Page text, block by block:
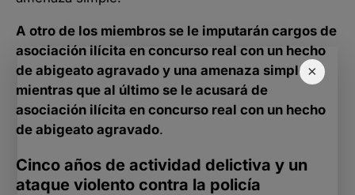
×
A otro de los miembros se le imputarán cargos de
asociación ilícita en concurso real con un hecho
de abigeato agravado y una amenaza simple,
mientras que al último se le acusará de
asociación ilícita en concurso real con un hecho
de abigeato agravado.
Cinco años de actividad delictiva y un
ataque violento contra la policía